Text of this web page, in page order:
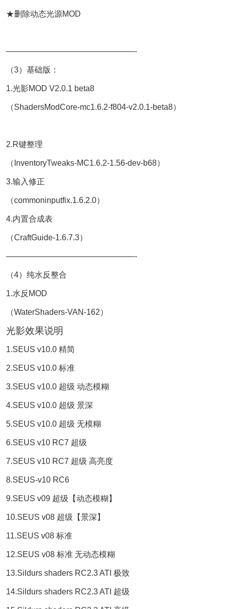
★删除动态光源MOD
————————————————-
（3）基础版：
1.光影MOD V2.0.1 beta8
（ShadersModCore-mc1.6.2-f804-v2.0.1-beta8）
2.R键整理
（InventoryTweaks-MC1.6.2-1.56-dev-b68）
3.输入修正
（commoninputfix.1.6.2.0）
4.内置合成表
（CraftGuide-1.6.7.3）
————————————————-
（4）纯水反整合
1.水反MOD
（WaterShaders-VAN-162）
光影效果说明
1.SEUS v10.0 精简
2.SEUS v10.0 标准
3.SEUS v10.0 超级 动态模糊
4.SEUS v10.0 超级 景深
5.SEUS v10.0 超级 无模糊
6.SEUS v10 RC7 超级
7.SEUS v10 RC7 超级 高亮度
8.SEUS-v10 RC6
9.SEUS v09 超级【动态模糊】
10.SEUS v08 超级【景深】
11.SEUS v08 标准
12.SEUS v08 标准 无动态模糊
13.Sildurs shaders RC2.3 ATI 极致
14.Sildurs shaders RC2.3 ATI 超级